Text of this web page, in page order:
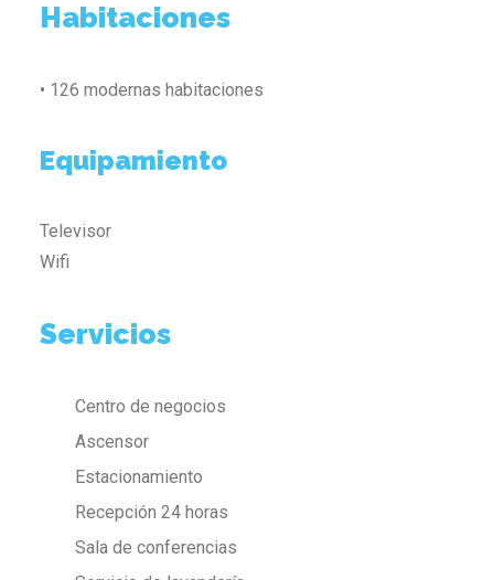
Habitaciones
• 126 modernas habitaciones
Equipamiento
Televisor
Wifi
Servicios
Centro de negocios
Ascensor
Estacionamiento
Recepción 24 horas
Sala de conferencias